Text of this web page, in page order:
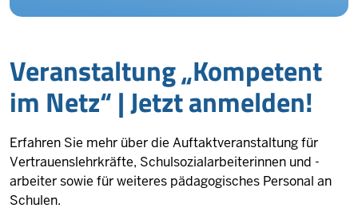
Ver­an­staltung „Kom­petent
im Netz“ | Jetzt an­melden!
Erfahren Sie mehr über die Auftaktveranstaltung für
Vertrauenslehrkräfte, Schulsozialarbeiterinnen und -
arbeiter sowie für weiteres pädagogisches Personal an
Schulen.